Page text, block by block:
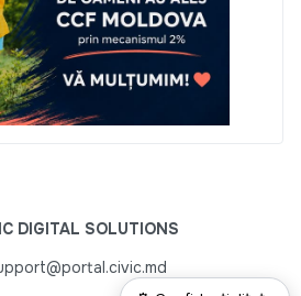
DIGITAL SOLUTIONS